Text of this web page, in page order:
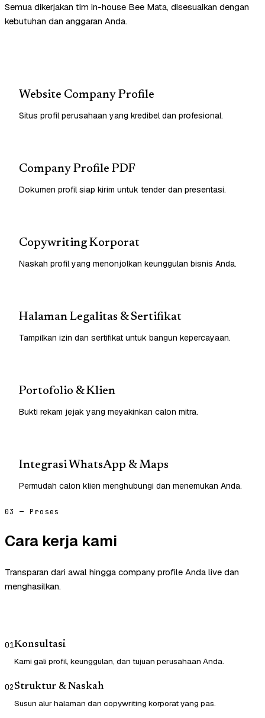
Semua dikerjakan tim in-house Bee Mata, disesuaikan dengan
kebutuhan dan anggaran Anda.
Website Company Profile
Situs profil perusahaan yang kredibel dan profesional.
Company Profile PDF
Dokumen profil siap kirim untuk tender dan presentasi.
Copywriting Korporat
Naskah profil yang menonjolkan keunggulan bisnis Anda.
Halaman Legalitas & Sertifikat
Tampilkan izin dan sertifikat untuk bangun kepercayaan.
Portofolio & Klien
Bukti rekam jejak yang meyakinkan calon mitra.
Integrasi WhatsApp & Maps
Permudah calon klien menghubungi dan menemukan Anda.
03 — Proses
Cara kerja kami
Transparan dari awal hingga company profile Anda live dan
menghasilkan.
01Konsultasi
Kami gali profil, keunggulan, dan tujuan perusahaan Anda.
02Struktur & Naskah
Susun alur halaman dan copywriting korporat yang pas.